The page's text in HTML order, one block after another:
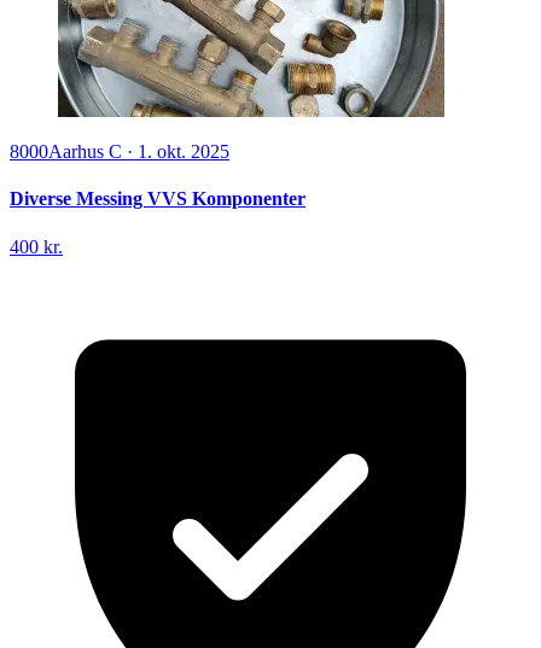
8000Aarhus C · 1. okt. 2025
Diverse Messing VVS Komponenter
400 kr.